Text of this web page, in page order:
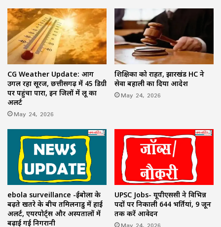
CG Weather Update: आग
उगल रहा सूरज, छत्तीसगढ़ में 45 डिग्री
पर पहुंचा पारा, इन जिलों में लू का
अलर्ट
May 24, 2026
शिक्षिका को राहत, झारखंड HC ने
सेवा बहाली का दिया आदेश
May 24, 2026
ebola surveillance -ईबोला के
बढ़ते खतरे के बीच तमिलनाडु में हाई
अलर्ट, एयरपोर्ट्स और अस्पतालों में
बढ़ाई गई निगरानी
UPSC Jobs- यूपीएससी ने विभिन्न
पदों पर निकाली 644 भर्तियां, 9 जून
तक करें आवेदन